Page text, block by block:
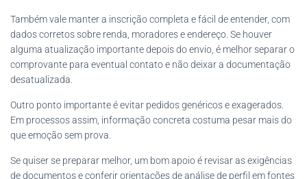
Também vale manter a inscrição completa e fácil de entender, com
dados corretos sobre renda, moradores e endereço. Se houver
alguma atualização importante depois do envio, é melhor separar o
comprovante para eventual contato e não deixar a documentação
desatualizada.
Outro ponto importante é evitar pedidos genéricos e exagerados.
Em processos assim, informação concreta costuma pesar mais do
que emoção sem prova.
Se quiser se preparar melhor, um bom apoio é revisar as exigências
de documentos e conferir orientações de análise de perfil em fontes